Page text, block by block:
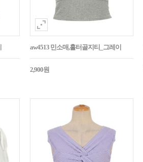
aw4513 민소매,홀터골지티_그레이
2,900원